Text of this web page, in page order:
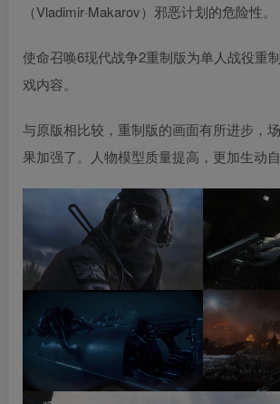
（Vladimir·Makarov）邪恶计划的危险性。
使命召唤6现代战争2重制版为单人战役重
戏内容。
与原版相比较，重制版的画面有所进步，
果加强了。人物模型质量提高，更加生动自